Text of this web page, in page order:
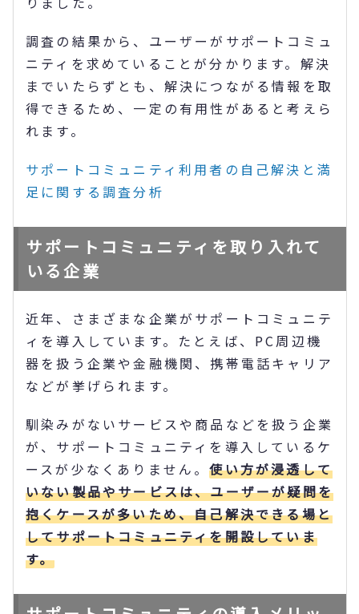
調査の結果から、ユーザーがサポートコミュ
ニティを求めていることが分かります。解決
までいたらずとも、解決につながる情報を取
得できるため、一定の有用性があると考えら
れます。
サポートコミュニティ利用者の自己解決と満
足に関する調査分析
サポートコミュニティを取り入れて
いる企業
近年、さまざまな企業がサポートコミュニテ
ィを導入しています。たとえば、PC周辺機
器を扱う企業や金融機関、携帯電話キャリア
などが挙げられます。
馴染みがないサービスや商品などを扱う企業
が、サポートコミュニティを導入しているケ
ースが少なくありません。使い方が浸透して
いない製品やサービスは、ユーザーが疑問を
抱くケースが多いため、自己解決できる場と
してサポートコミュニティを開設していま
す。